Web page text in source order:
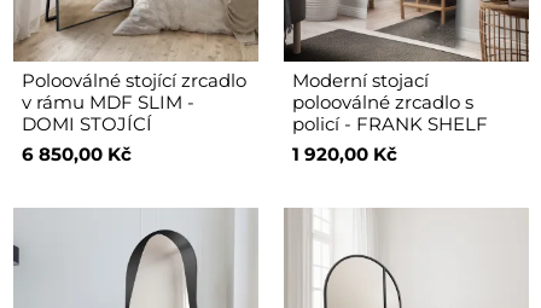
Polooválné stojící zrcadlo
v rámu MDF SLIM -
DOMI STOJÍCÍ
6 850,00 Kč
Moderní stojací
polooválné zrcadlo s
policí - FRANK SHELF
1 920,00 Kč